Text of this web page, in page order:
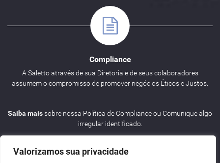
Valorizamos sua privacidade
Compliance
A Saletto através de sua Diretoria e de seus colaboradores
assumem o compromisso de promover negócios Éticos e Justos.
Saiba maissobre nossa Política de Compliance ou Comunique algo
irregular identificado.